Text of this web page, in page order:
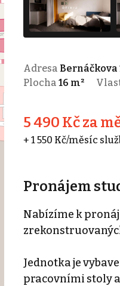
Adresa Bernáčkova
Plocha 16 m²
5 490 Kč za
+ 1 550 Kč/měsíc
Pronájem
Nabízíme k
Jednotka je
pracovními stoly